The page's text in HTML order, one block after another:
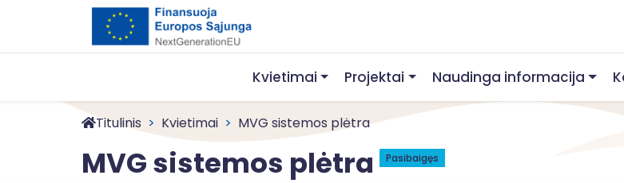
Kvietimai Projektai Naudinga informacija
Titulinis Kvietimai MVG sistemos plėtra
MVG sistemos plėtra Pasibaigęs